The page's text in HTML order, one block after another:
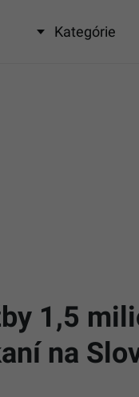
Kategórie
1,5
na